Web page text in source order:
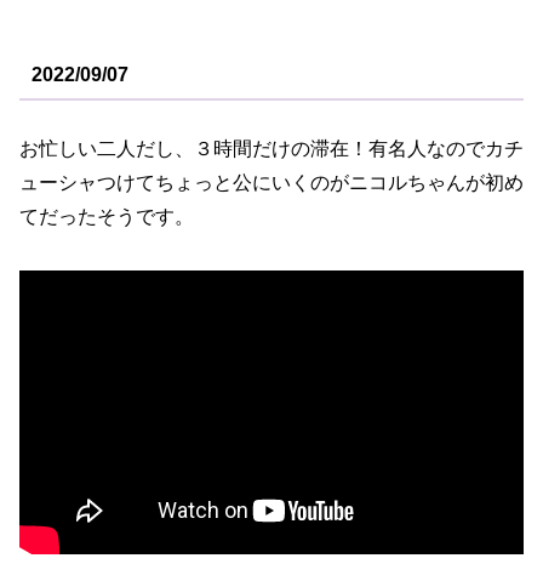
2022/09/07
お忙しい二人だし、３時間だけの滞在！有名人なのでカチ
ューシャつけてちょっと公にいくのがニコルちゃんが初め
てだったそうです。